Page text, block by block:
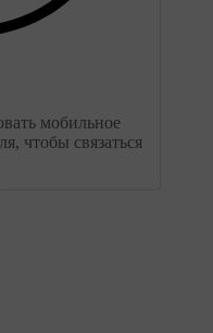
мобильное
чтобы связаться